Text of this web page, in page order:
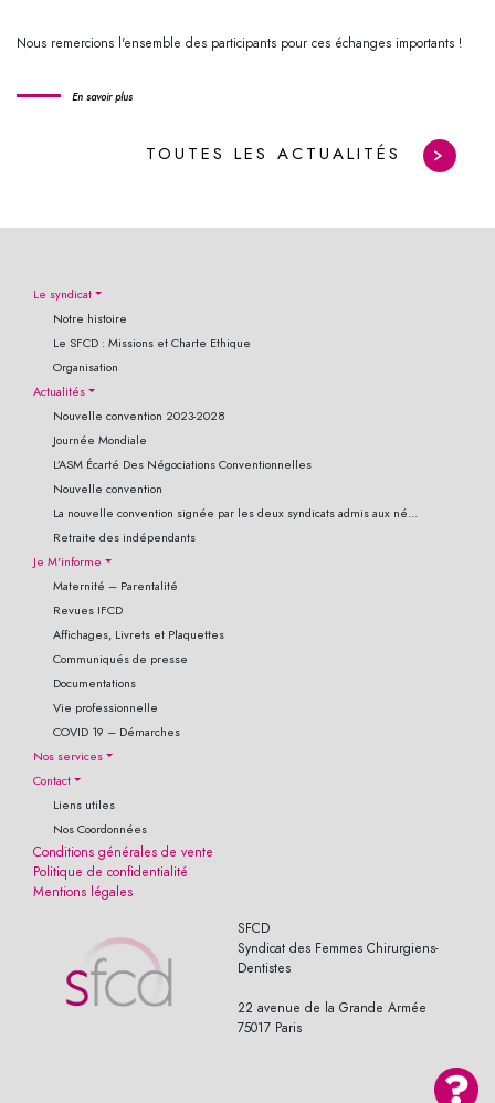
Nous remercions l'ensemble des participants pour ces échanges importants !
En savoir plus
TOUTES LES ACTUALITÉS
Le syndicat
Notre histoire
Le SFCD : Missions et Charte Ethique
Organisation
Actualités
Nouvelle convention 2023-2028
Journée Mondiale
L’ASM Écarté Des Négociations Conventionnelles
Nouvelle convention
La nouvelle convention signée par les deux syndicats admis aux né...
Retraite des indépendants
Je M'informe
Maternité – Parentalité
Revues IFCD
Affichages, Livrets et Plaquettes
Communiqués de presse
Documentations
Vie professionnelle
COVID 19 – Démarches
Nos services
Contact
Liens utiles
Nos Coordonnées
Conditions générales de vente
Politique de confidentialité
Mentions légales
SFCD
Syndicat des Femmes Chirurgiens-
Dentistes
22 avenue de la Grande Armée
75017 Paris